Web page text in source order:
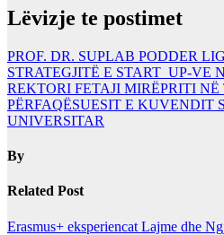
Lëvizje te postimet
PROF. DR. SUPLAB PODDER
STRATEGJITË E START_UP-VE
REKTORI FETAJI MIRËPRITI
PËRFAQËSUESIT E KUVENDIT
UNIVERSITAR
By
Related Post
Erasmus+ eksperiencat Lajme dhe